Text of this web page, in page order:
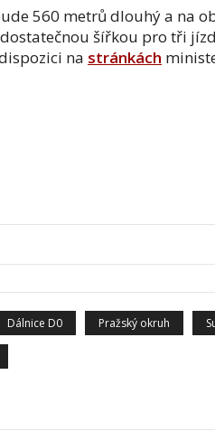
560 metrů dlouhý a na
dostatečnou šířkou pro tři
na stránkách
Dálnice D0 Pražský okruh